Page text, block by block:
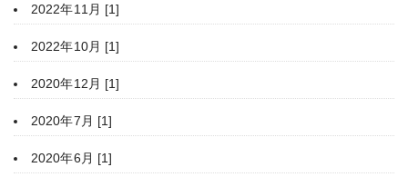
2022年11月 [1]
2022年10月 [1]
2020年12月 [1]
2020年7月 [1]
2020年6月 [1]